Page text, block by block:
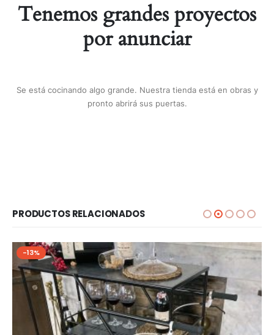
Tenemos grandes proyectos
por anunciar
Se está cocinando algo grande. Nuestra tienda está en obras y
pronto abrirá sus puertas.
PRODUCTOS RELACIONADOS
-13%